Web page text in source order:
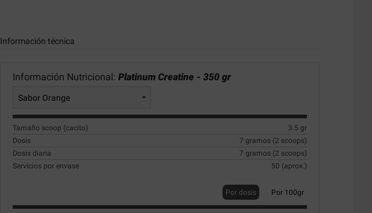
Información técnica
Información Nutricional: Platinum Creatine - 350 gr
Tamaño scoop (cacito)
3.5 gr
Dosis
7 gramos (2 scoops)
Dosis diaria
7 gramos (2 scoops)
Servicios por envase
50 (aprox.)
Por dosis Por 100gr